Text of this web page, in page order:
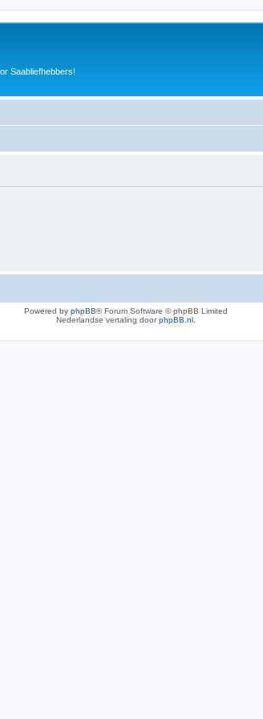
Saabliefhebbers!
Powered by phpBB® Forum Software © phpBB Limited
Nederlandse vertaling doorphpBB.nl